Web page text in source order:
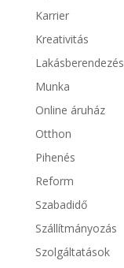
Karrier
Kreativitás
Lakásberendezés
Munka
Online áruház
Otthon
Pihenés
Reform
Szabadidő
Szállítmányozás
Szolgáltatások